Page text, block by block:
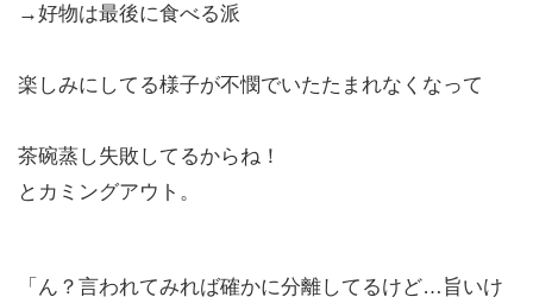
→好物は最後に食べる派
楽しみにしてる様子が不憫でいたたまれなくなって
茶碗蒸し失敗してるからね！
とカミングアウト。
「ん？言われてみれば確かに分離してるけど…旨いけ